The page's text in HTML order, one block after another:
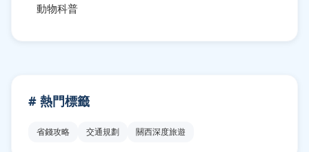
動物科普
# 熱門標籤
省錢攻略 交通規劃 關西深度旅遊